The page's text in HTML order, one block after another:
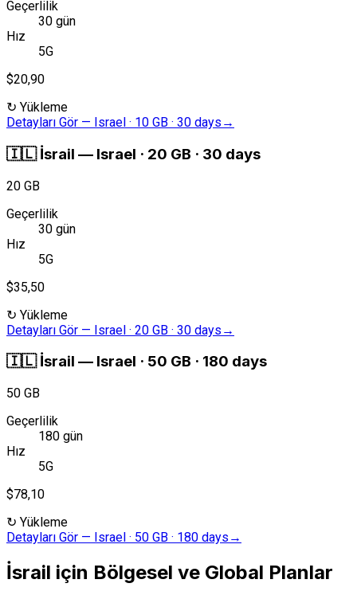
Geçerlilik
30 gün
Hız
5G
$20,90
↻ Yükleme
Detayları Gör — Israel · 10 GB · 30 days →
🇮🇱 İsrail — Israel · 20 GB · 30 days
20 GB
Geçerlilik
30 gün
Hız
5G
$35,50
↻ Yükleme
Detayları Gör — Israel · 20 GB · 30 days →
🇮🇱 İsrail — Israel · 50 GB · 180 days
50 GB
Geçerlilik
180 gün
Hız
5G
$78,10
↻ Yükleme
Detayları Gör — Israel · 50 GB · 180 days →
İsrail için Bölgesel ve Global Planlar